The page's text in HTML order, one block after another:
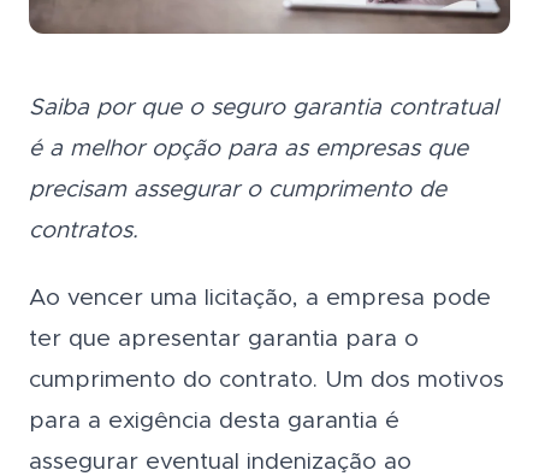
Saiba por que o seguro garantia contratual
é a melhor opção para as empresas que
precisam assegurar o cumprimento de
contratos.
Ao vencer uma licitação, a empresa pode
ter que apresentar garantia para o
cumprimento do contrato. Um dos motivos
para a exigência desta garantia é
assegurar eventual indenização ao